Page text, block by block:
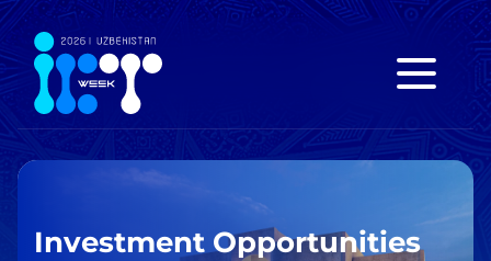
Investment Opportunities